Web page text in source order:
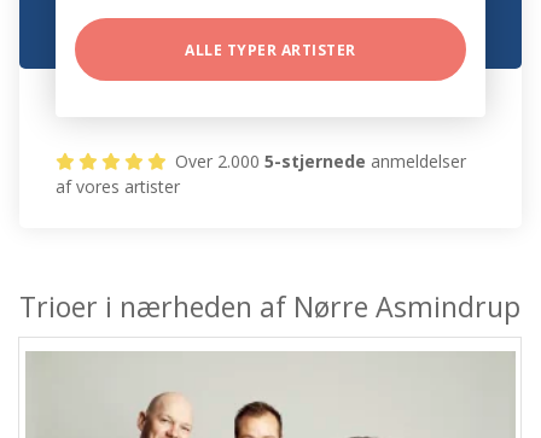
ALLE TYPER ARTISTER
Over 2.0005-stjernede anmeldelser
af vores artister
Trioer i nærheden af Nørre Asmindrup